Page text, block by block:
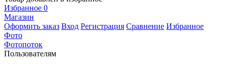
Избранное 0
Магазин
Оформить заказ Вход Регистрация Сравнение Избранное
Фото
Фотопоток
Пользователям